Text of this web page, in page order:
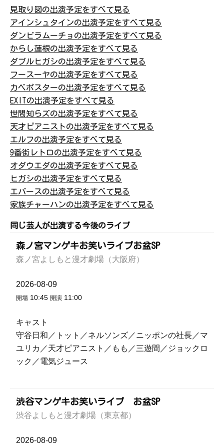
見取り図の出演予定をすべて見る
アインシュタインの出演予定をすべて見る
ダンビラムーチョの出演予定をすべて見る
からし蓮根の出演予定をすべて見る
ダブルヒガシの出演予定をすべて見る
フースーヤの出演予定をすべて見る
カベポスターの出演予定をすべて見る
EXITの出演予定をすべて見る
世間知らズの出演予定をすべて見る
天才ピアニストの出演予定をすべて見る
エルフの出演予定をすべて見る
9番街レトロの出演予定をすべて見る
オダウエダの出演予定をすべて見る
ヒガシの出演予定をすべて見る
エバースの出演予定をすべて見る
家族チャーハンの出演予定をすべて見る
同じ芸人が出演する今後のライブ
森ノ宮マンゲキお笑いライブお盆SP
森ノ宮よしもと漫才劇場（大阪府）
2026-08-09
開場 10:45 開演 11:00
キャスト
守谷日和／トット／ネルソンズ／ニッポンの社長／マ
ユリカ／天才ピアニスト／もも／三遊間／ジョックロ
ック／電気ジュース
渋谷マンゲキお笑いライブ お盆SP
渋谷よしもと漫才劇場（東京都）
2026-08-09